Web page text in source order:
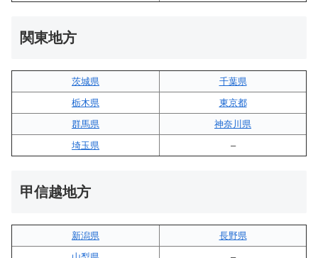
関東地方
茨城県
千葉県
栃木県
東京都
群馬県
神奈川県
埼玉県
–
甲信越地方
新潟県
長野県